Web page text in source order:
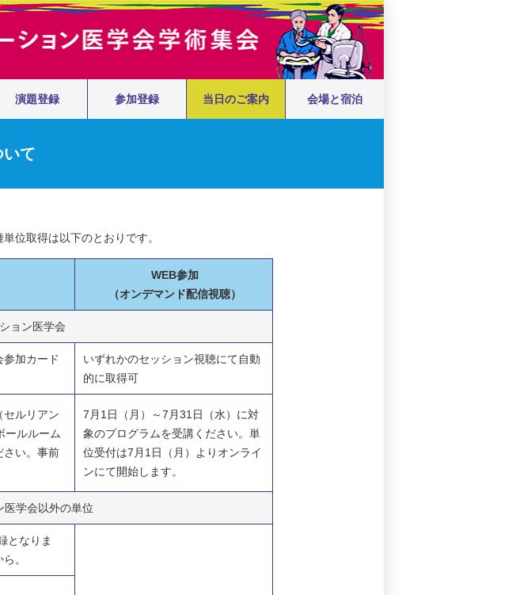
演題登録 参加登録 当日のご案内 会場と宿泊
て
位取得は以下のとおりです。
WEB参加
（オンデマンド配信視聴）
ョン医学会
加カード
いずれかのセッション視聴にて自動
的に取得可
セルリアン
ールルーム
さい。事前
7月1日（月）～7月31日（水）に対
象のプログラムを受講ください。単
位受付は7月1日（月）よりオンライ
ンにて開始します。
医学会以外の単位
となりま
。